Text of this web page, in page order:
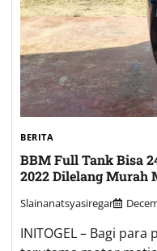
BERITA
BBM Full Tank Bisa
2022 Dilelang Murah
Slainanatsyasiregar
INITOGEL – Bagi